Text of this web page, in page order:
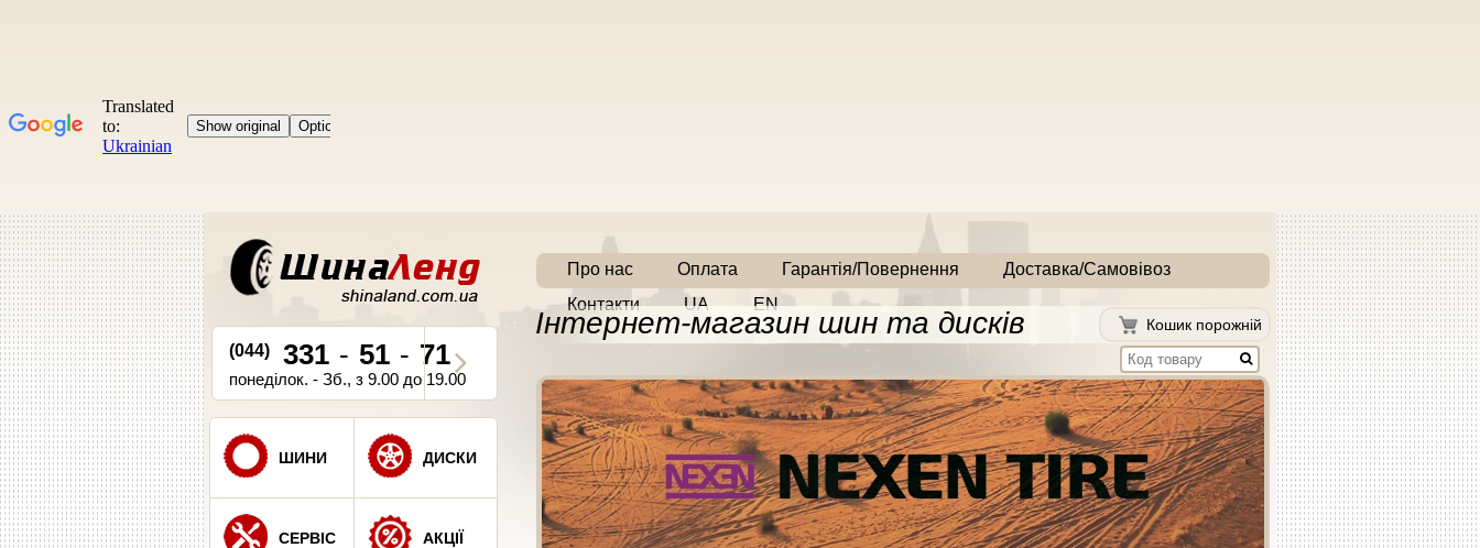
Про нас Оплата Гарантія/Повернення
Доставка/Самовівоз
Контакти
UA EN
(044) 331 - 51 - 71
понеділок. - Зб., з 9.00 до 19.00
Інтернет-магазин шин та дисків Кошик порожній
ШИНИ ДИСКИ
СЕРВІС АКЦІЇ